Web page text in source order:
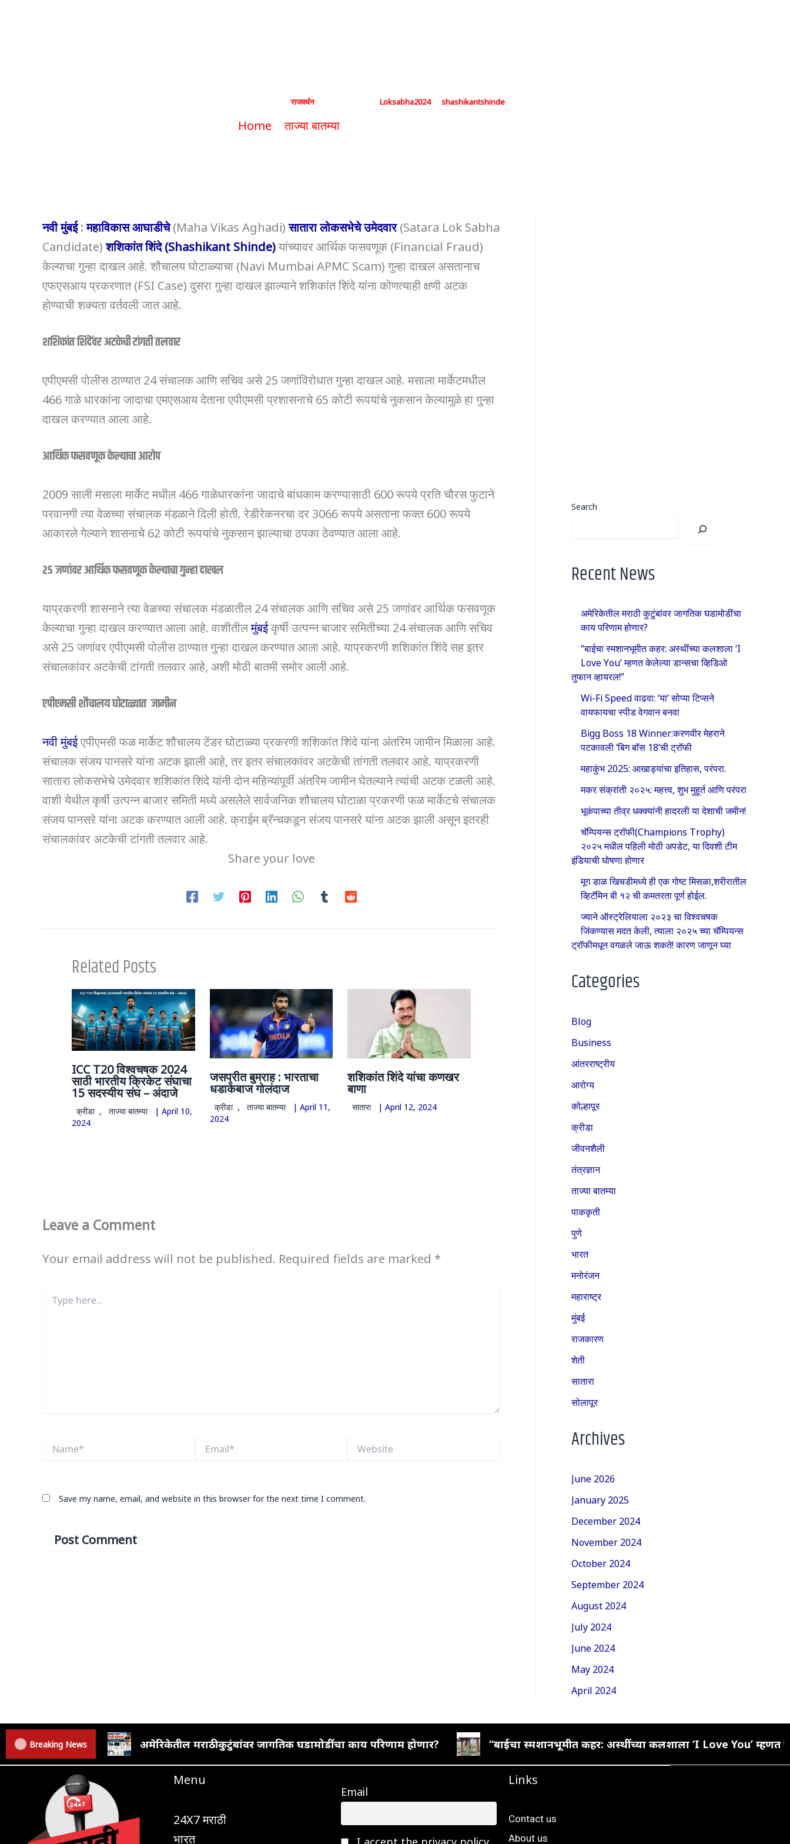
Byराजवर्धन Loksabha2024 shashikantshinde
Home ताज्या बातम्या
नवी मुंबई:महाविकास आघाडीचे(Maha Vikas Aghadi)सातारा लोकसभेचे उमेदवार(Satara Lok Sabha
Candidate)शशिकांत शिंदे (Shashikant Shinde)यांच्यावर आर्थिक फसवणूक (Financial Fraud)
केल्याचा गुन्हा दाखल आहे. शौचालय घोटाळ्याचा (Navi Mumbai APMC Scam) गुन्हा दाखल असतानाच
एफएसआय प्रकरणात (FSI Case) दुसरा गुन्हा दाखल झाल्याने शशिकांत शिंदे यांना कोणत्याही क्षणी अटक
होण्याची शक्यता वर्तवली जात आहे.
शशिकांतशिंदेंवरअटकेचीटांगतीतलवार
एपीएमसी पोलीस ठाण्यात 24 संचालक आणि सचिव असे 25 जणांविरोधात गुन्हा दाखल आहे. मसाला मार्केटमधील
466 गाळे धारकांना जादाचा एमएसआय देताना एपीएमसी प्रशासनाचे 65 कोटी रूपयांचे नुकसान केल्यामुळे हा गुन्हा
दाखल करण्यात आला आहे.
आर्थिकफसवणूककेल्याचाआरोप
2009 साली मसाला मार्केट मधील 466 गाळेधारकांना जादाचे बांधकाम करण्यासाठी 600 रूपये प्रति चौरस फुटाने
परवानगी त्या वेळच्या संचालक मंडळाने दिली होती. रेडीरेकनरचा दर 3066 रूपये असताना फक्त 600 रूपये
आकारले गेल्याने शासनाचे 62 कोटी रूपयांचे नुकसान झाल्याचा ठपका ठेवण्यात आला आहे.
25जणांवरआर्थिकफसवणूककेल्याचागुन्हादाखल
याप्रकरणी शासनाने त्या वेळच्या संचालक मंडळातील 24 संचालक आणि सचिव असे 25 जणांवर आर्थिक फसवणूक
केल्याचा गुन्हा दाखल करण्यात आला आहे. वाशीतीलमुंबईकृर्षी उत्पन्न बाजार समितीच्या 24 संचालक आणि सचिव
असे 25 जणांवर एपीएमसी पोलीस ठाण्यात गुन्हा दाखल करण्यात आला आहे. याप्रकरणी शशिकांत शिंदे सह इतर
संचालकांवर अटकेची टांगती तलवार आहे, अशी मोठी बातमी समोर आली आहे.
एपीएमसीशौचालयघोटाळ्यात जामीन
नवी मुंबईएपीएमसी फळ मार्केट शौचालय टेंडर घोटाळ्या प्रकरणी शशिकांत शिंदे यांना अंतरिम जामीन मिळाला आहे.
संचालक संजय पानसरे यांना अटक झाली आहे, तर इतर संचालकांवर अटकेची तांगती तलवार आहे. याप्रकरणी
सातारा लोकसभेचे उमेदवार शशिकांत शिंदे यांनी दोन महिन्यांपूर्वी अंतरिम जामीन घेतल्याने त्यांची अटक टळली आहे.
वाशी येथील कृर्षी उत्पन्न बाजार समिती मध्ये असलेले सार्वजनिक शौचालय घोटाळा प्रकरणी फळ मार्केटचे संचालक
संजय पानसरे यांना अटक करण्यात आली आहे. क्राईम ब्रॅन्चकडून संजय पानसरे यांना अटक झाली असून इतरही
संचालकांवर अटकेची टांगती तलवार आहे.
Share your love
Related Posts
ICC T20 विश्वचषक 2024
साठी भारतीय क्रिकेट संघाचा
15 सदस्यीय संघ – अंदाजे
क्रीडा , ताज्या बातम्या | April 10,
2024
जसप्रीत बुमराह : भारताचा
धडाकेबाज गोलंदाज
क्रीडा , ताज्या बातम्या | April 11,
2024
शशिकांत शिंदे यांचा कणखर
बाणा
सातारा |April 12, 2024
Leave a Comment
Your email address will not be published. Required fields are marked *
here..
Name* Email* Website
Save my name, email, and website in this browser for the next time I comment.
Search
Recent News
अमेरिकेतील मराठी कुटुंबांवर जागतिक घडामोडींचा
काय परिणाम होणार?
“बाईचा स्मशानभूमीत कहर: अस्थींच्या कलशाला ‘I
Love You’ म्हणत केलेल्या डान्सचा व्हिडिओ
तुफान व्हायरल!”
Wi-Fi Speed वाढवा: ‘या’ सोप्या टिप्सने
वायफायचा स्पीड वेगवान बनवा
Bigg Boss 18 Winner:करणवीर मेहराने
पटकावली ‘बिग बॉस 18’ची ट्रॉफी
महाकुंभ 2025: आखाड्यांचा इतिहास, परंपरा.
मकर संक्रांती २०२५: महत्त्व, शुभ मुहूर्त आणि परंपरा
भूकंपाच्या तीव्र धक्क्यांनी हादरली या देशाची जमीन!
चॅम्पियन्स ट्रॉफी(Champions Trophy)
२०२५ मधील पहिली मोठी अपडेट, या दिवशी टीम
इंडियाची घोषणा होणार
मूग डाळ खिचडीमध्ये ही एक गोष्ट मिसळा,शरीरातील
व्हिटॅमिन बी १२ ची कमतरता पूर्ण होईल.
ज्याने ऑस्ट्रेलियाला २०२३ चा विश्वचषक
जिंकण्यास मदत केली, त्याला २०२५ च्या चॅम्पियन्स
ट्रॉफीमधून वगळले जाऊ शकते! कारण जाणून घ्या
Categories
Blog
Business
आंतरराष्ट्रीय
आरोग्य
कोल्हापूर
क्रीडा
जीवनशैली
तंत्रज्ञान
ताज्या बातम्या
पाककृती
पुणे
भारत
मनोरंजन
महाराष्ट्र
मुंबई
राजकारण
शेती
सातारा
सोलापूर
Archives
June 2026
January 2025
December 2024
November 2024
October 2024
September 2024
August 2024
July 2024
June 2024
May 2024
April 2024
Breaking News अमेरिकेतील मराठी कुटुंबांवर जागतिक घडामोडींचा काय परिणाम होणार? “बाईचा स्मशानभूमीत कहर: अस्थींच्या कलशाला ‘I Love You’ म्हणत
Menu
24X7 मराठी
भारत
Email
I accept the privacy policy
Links
Contact us
About us